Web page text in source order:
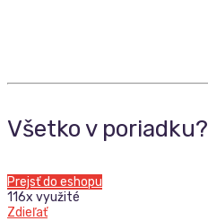
Všetko v poriadku?
Prejsť do eshopu
116x využité
Zdieľať